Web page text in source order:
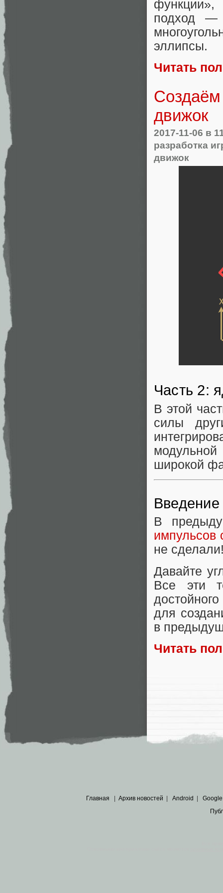
подход —
эллипсы.
Читать
Создаём
движок
2017-11-06 в
разработка
движок
Часть 2:
В этой
силы
широкой
Введение
В
импульсов
не
Давайте
Все эти
для
в
Читать
Главная | Архив новостей | Android | Google